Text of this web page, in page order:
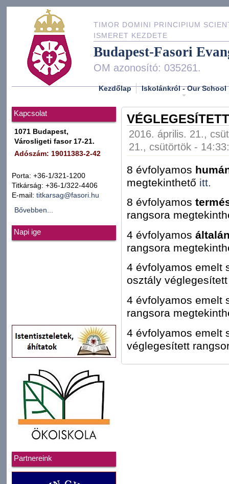
TIMOR DOMINI PRINCIPIUM
ISMERET KEZDETE
Budapest-Fasori
OM azonosító: 035261.
Kezdőlap Iskolánkról - Our School
Kapcsolat
1071 Budapest,
Városligeti fasor 17-21.
Adószám: 19011383-2-42
Porta: +36-1/321-1200
Titkárság: +36-1/322-4406
E-mail: titkarsag@fasori.hu
Bővebben...
Napi ige
Partnereink
2016. április. 21.,
21., csütörtök -
8 évfolyamos
megtekinthető itt.
8 évfolyamos
rangsora
4 évfolyamos
rangsora
4 évfolyamos emelt
osztály
4 évfolyamos emelt
rangsora
4 évfolyamos emelt
véglegesített